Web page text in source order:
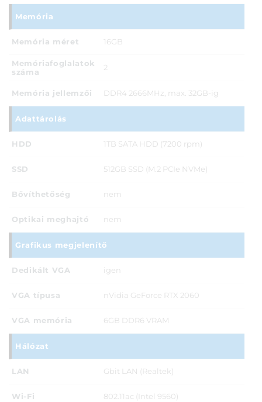
Memória
Memória méret 16GB
Memóriafoglalatok
száma
2
Memória jellemzői DDR4 2666MHz, max. 32GB-ig
Adattárolás
HDD 1TB SATA HDD (7200 rpm)
SSD 512GB SSD (M.2 PCIe NVMe)
Bővíthetőség nem
Optikai meghajtó nem
Grafikus megjelenítő
Dedikált VGA igen
VGA típusa nVidia GeForce RTX 2060
VGA memória 6GB DDR6 VRAM
Hálózat
LAN Gbit LAN (Realtek)
Wi-Fi 802.11ac (Intel 9560)